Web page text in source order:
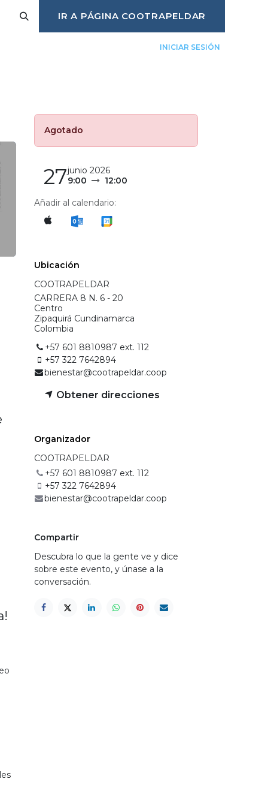
IR A PÁGINA COOTRAPELDAR
INICIAR SESIÓN
Agotado
27junio 2026
9:00
12:00
Añadir al calendario:
Ubicación
COOTRAPELDAR
CARRERA 8 N. 6 - 20
Centro
Zipaquirá Cundinamarca
Colombia
+57 601 8810987 ext. 112
+57 322 7642894
bienestar@cootrapeldar.coop
Obtener direcciones
Organizado​r​
COOTRAPELDAR
+57 601 8810987 ext. 112
+57 322 7642894
bienestar@cootrapeldar.coop
Compartir
Descubra lo que la gente ve y dice
sobre este evento, y únase a la
conversación.